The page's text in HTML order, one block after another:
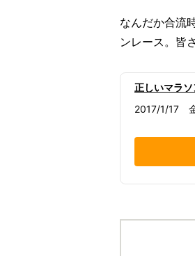
なんだか合流
ンレース。皆
正しいマラ
2017/1/17